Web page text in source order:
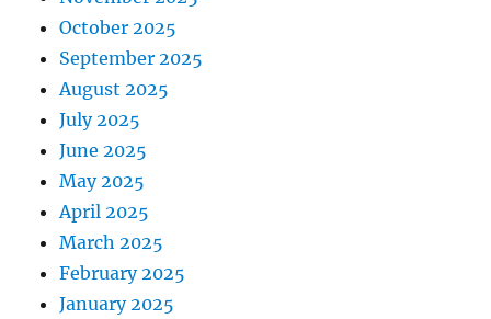
October 2025
September 2025
August 2025
July 2025
June 2025
May 2025
April 2025
March 2025
February 2025
January 2025